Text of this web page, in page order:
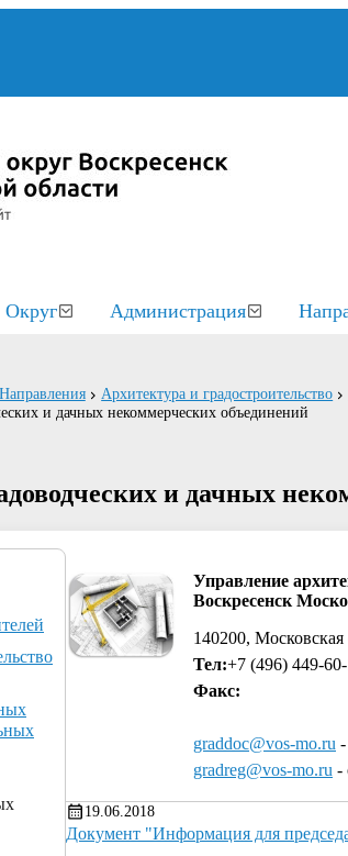
Округ Администрация
Направления Архитектура и градостроительство
и дачных некоммерческих объединений
и дачных
Управление
Воскресенск
140200, Московская
Тел:+7 (496) 449-
Факс:
graddoc@vos-mo.ru
gradreg@vos-mo.ru -
19.06.2018
Документ "Информация для